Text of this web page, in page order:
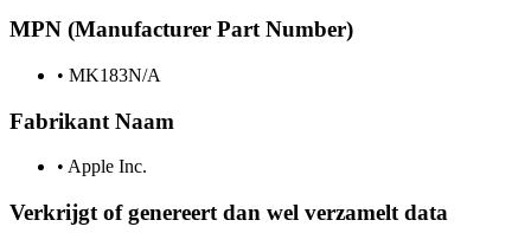
MPN (Manufacturer Part Number)
• MK183N/A
Fabrikant Naam
• Apple Inc.
Verkrijgt of genereert dan wel verzamelt data